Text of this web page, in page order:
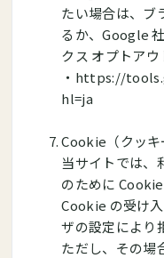
たい場合は、ブ
るか、Google
クス オプトアウ
・https://
hl=ja
Cookie（クッキ
当サイトでは、
のために
Cookie の受け
ザの設定により
ただし、その場